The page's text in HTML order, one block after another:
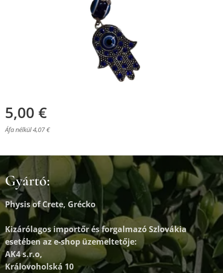
5,00 €
Áfa nélkül 4,07 €
Gyártó:
Physis of Crete, Grécko
Kizárólagos importőr és forgalmazóSzlovákia
esetében az e-shop üzemeltetője:
AK4 s.r.o,
Královoholská 10